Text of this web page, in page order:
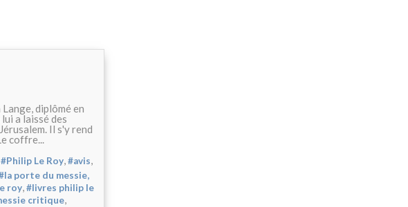
diplômé en
a laissé des
Il s'y rend
coffre...
#Philip Le Roy,#avis,
porte du messie,
roy,#livres philip le
critique,